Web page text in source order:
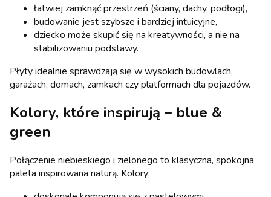
łatwiej zamknąć przestrzeń (ściany, dachy, podłogi),
budowanie jest szybsze i bardziej intuicyjne,
dziecko może skupić się na kreatywności, a nie na
stabilizowaniu podstawy.
Płyty idealnie sprawdzają się w wysokich budowlach,
garażach, domach, zamkach czy platformach dla pojazdów.
Kolory, które inspirują – blue &
green
Połączenie niebieskiego i zielonego to klasyczna, spokojna
paleta inspirowana naturą. Kolory: